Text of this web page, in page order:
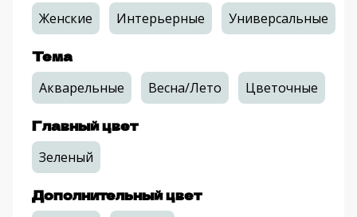
Женские Интерьерные Универсальные
Тема
Акварельные Весна/Лето Цветочные
Главный цвет
Зеленый
Дополнительный цвет